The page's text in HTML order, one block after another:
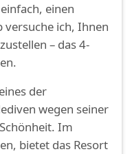
einen
versuche ich, Ihnen
– das 4-
der
wegen seiner
Im
bietet das Resort